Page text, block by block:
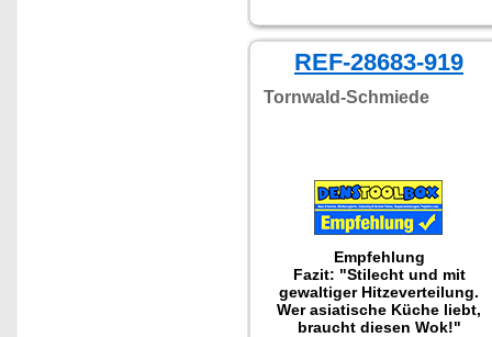
Bratergebnisse."
Getestet wurde NC-2377.
REF-28683-919
Tornwald-Schmiede
Empfehlung
Fazit: "Stilecht und mit
gewaltiger Hitzeverteilung.
Wer asiatische Küche liebt,
braucht diesen Wok!"